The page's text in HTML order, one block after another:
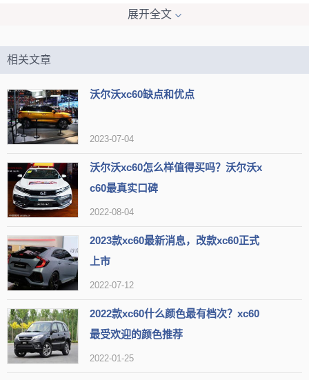
达到了250马力，并且峰值扭矩高达350牛·米。这使得它可以轻松应
色的加速和行驶体验；此外，2.0T发动机也兼顾了燃油经济性和环保
动力操控实现更加高效的能耗表现。
沃尔沃XC60汽车搭载的8AT变速箱是非常优秀的，它能够为车辆
提供更加出色的加速性能。此外，该车还采用了四驱系统的设计，这
展开全文
相关文章
沃尔沃xc60缺点和优点
2023-07-04
沃尔沃xc60怎么样值得买吗？沃尔沃x
c60最真实口碑
2022-08-04
2023款xc60最新消息，改款xc60正式
上市
2022-07-12
2022款xc60什么颜色最有档次？xc60
最受欢迎的颜色推荐
2022-01-25